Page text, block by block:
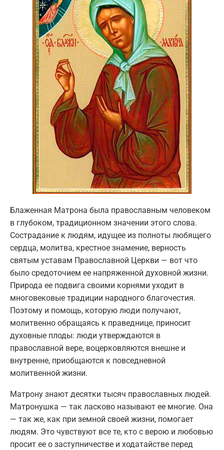
Блаженная Матрона была православным человеком
в глубоком, традиционном значении этого слова.
Сострадание к людям, идущее из полноты любящего
сердца, молитва, крестное знамение, верность
святым уставам Православной Церкви — вот что
было средоточием ее напряженной духовной жизни.
Природа ее подвига своими корнями уходит в
многовековые традиции народного благочестия.
Поэтому и помощь, которую люди получают,
молитвенно обращаясь к праведнице, приносит
духовные плоды: люди утверждаются в
православной вере, воцерковляются внешне и
внутренне, приобщаются к повседневной
молитвенной жизни.
Матрону знают десятки тысяч православных людей.
Матронушка — так ласково называют ее многие. Она
— так же, как при земной своей жизни, помогает
людям. Это чувствуют все те, кто с верою и любовью
просит ее о заступничестве и ходатайстве перед